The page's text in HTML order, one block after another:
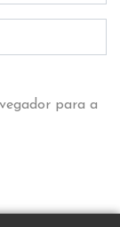
para a